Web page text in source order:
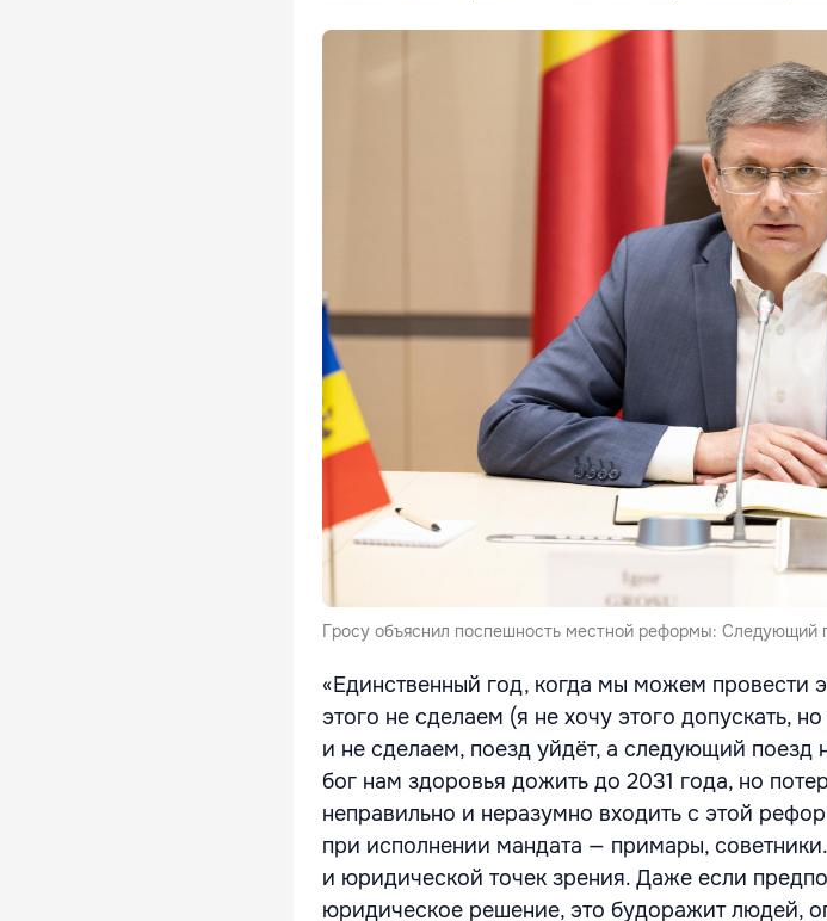
Гросу объяснил поспешность местной реформы: Следующий
«Единственный год, когда мы можем
этого не сделаем (я не хочу этого допускать,
и не сделаем, поезд уйдёт, а следующий поезд
бог нам здоровья дожить до 2031 года, но
неправильно и неразумно входить с этой
при исполнении мандата — примары,
и юридической точек зрения. Даже если
юридическое решение, это будоражит людей,